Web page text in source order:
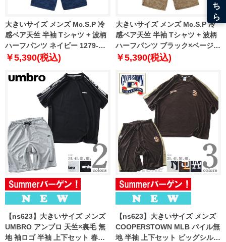
大きいサイズ メンズ Mc.S.P 冷
感ベア天竺 半袖 Tシャツ + 波柄
ハーフパンツ ネイビー 1279-
6211-1 3L 4L 5L 6L 7L 8L
￥5,390(税込)
大きいサイズ メンズ Mc.S.P 冷
感ベア天竺 半袖 Tシャツ + 波柄
ハーフパンツ ブラック×ベージュ
1279-6211-2 3L 4L 5L 6L 7L 8L
￥5,390(税込)
【ns623】大きいサイズ メンズ
UMBRO アンブロ 天竺×裏毛 無
地 袖ロゴ 半袖 上下セット 春夏
【ns623】大きいサイズ メンズ
COOPERSTOWN MLB パイル無
地 半袖 上下セット ビッグシルエ